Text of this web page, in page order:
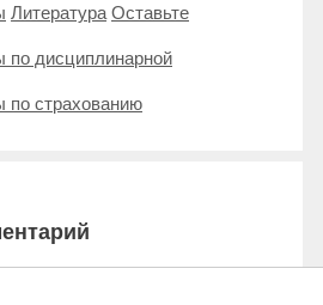
Метки
Литература Оставьте
по дисциплинарной
по страхованию